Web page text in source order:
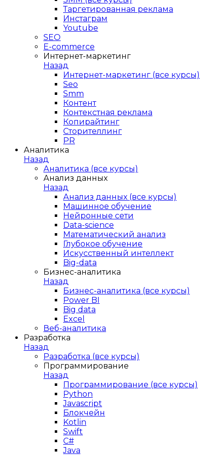
Таргетированная реклама
Инстаграм
Youtube
SEO
E-сommerce
Интернет-маркетинг
Назад
Интернет-маркетинг (все курсы)
Seo
Smm
Контент
Контекстная реклама
Копирайтинг
Сторителлинг
PR
Аналитика
Назад
Аналитика (все курсы)
Анализ данных
Назад
Анализ данных (все курсы)
Машинное обучение
Нейронные сети
Data-science
Математический анализ
Глубокое обучение
Искусственный интеллект
Big-data
Бизнес-аналитика
Назад
Бизнес-аналитика (все курсы)
Power BI
Big data
Excel
Веб-аналитика
Разработка
Назад
Разработка (все курсы)
Программирование
Назад
Программирование (все курсы)
Python
Javascript
Блокчейн
Kotlin
Swift
C#
Java